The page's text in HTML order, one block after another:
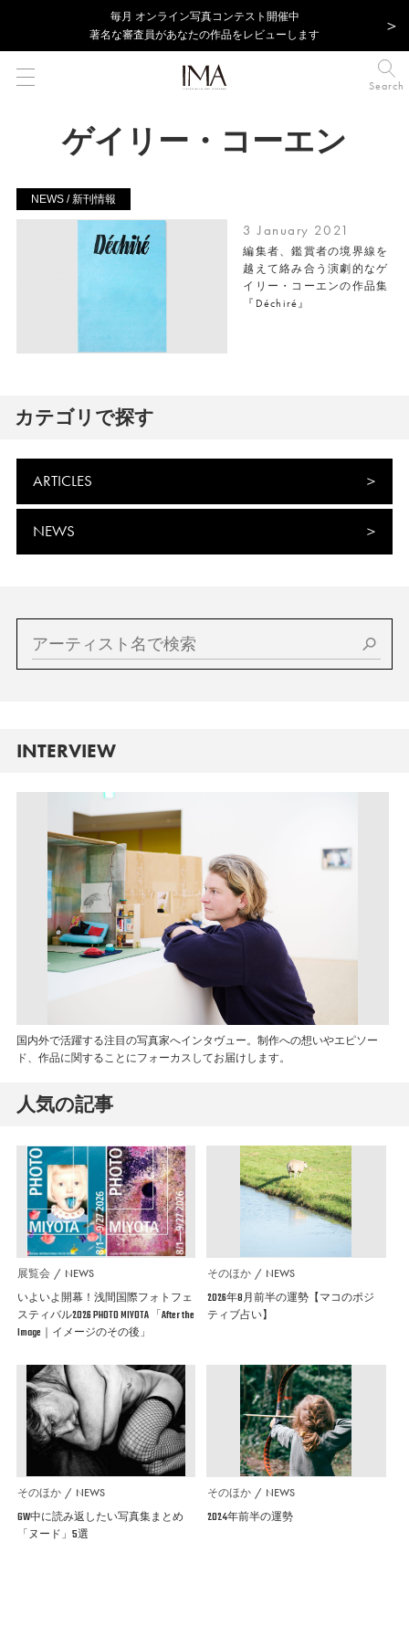
毎⽉ オンライン写真コンテスト開催中
著名な審査員があなたの作品をレビューします
Search
ゲイリー・コーエン
NEWS / 新刊情報
3 January 2021
編集者、鑑賞者の境界線を
越えて絡み合う演劇的なゲ
イリー・コーエンの作品集
『Déchiré』
カテゴリで探す
ARTICLES
NEWS
INTERVIEW
国内外で活躍する注目の写真家へインタヴュー。制作への想いやエピソー
ド、作品に関することにフォーカスしてお届けします。
人気の記事
展覧会 NEWS
いよいよ開幕！浅間国際フォトフェ
スティバル2026 PHOTO MIYOTA 「After the
Image｜イメージのその後」
そのほか NEWS
2026年8月前半の運勢【マコのポジ
ティブ占い】
そのほか NEWS
GW中に読み返したい写真集まとめ
「ヌード」5選
そのほか NEWS
2024年前半の運勢